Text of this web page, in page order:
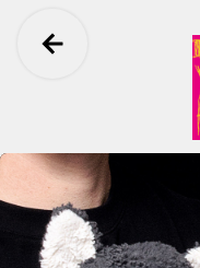
Ga terug